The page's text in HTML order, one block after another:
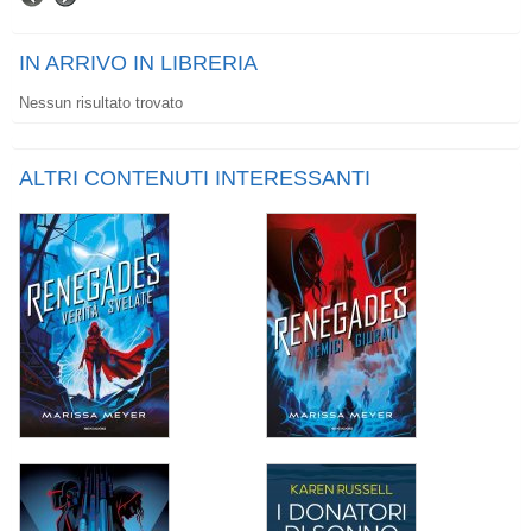
IN ARRIVO IN LIBRERIA
Nessun risultato trovato
ALTRI CONTENUTI INTERESSANTI